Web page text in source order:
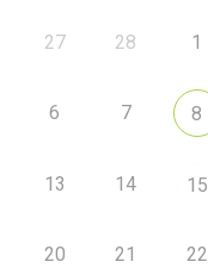
27 28 1
6 7 8
13 14 15
20 21 22